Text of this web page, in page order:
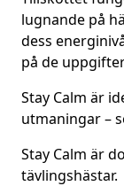
lugnande på
dess
på de
Stay Calm är
utmaningar –
Stay Calm är
tävlingshästar.